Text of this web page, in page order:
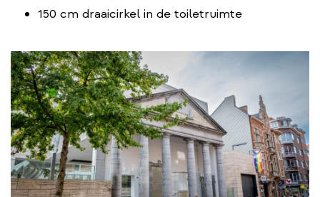
150 cm draaicirkel in de toiletruimte